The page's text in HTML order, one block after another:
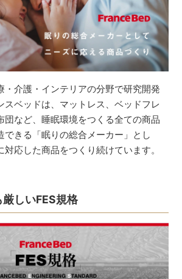
・介護・インテリアの分野で研究開発
スベッドは、マットレス、ベッドフレ
団など、睡眠環境をつくる全ての商品
できる「眠りの総合メーカー」とし
応した商品をつくり続けています。
しいFES規格